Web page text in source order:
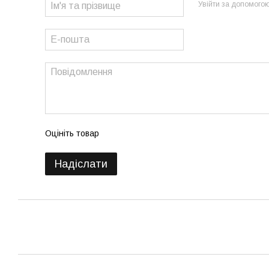
Увійти за
Оцініть товар
Надіслати